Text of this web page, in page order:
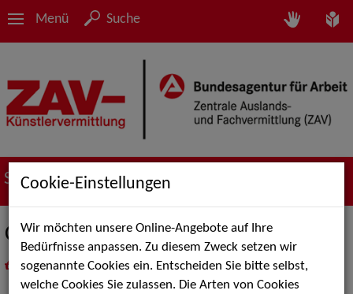
Menü Suche
Suche nach Künstler*innen
Christopher Breust
als PDF speichern
inMeine Merklistelegen
Cookie-Einstellungen
Wir möchten unsere Online-Angebote auf Ihre
Bedürfnisse anpassen. Zu diesem Zweck setzen wir
sogenannte Cookies ein. Entscheiden Sie bitte selbst,
welche Cookies Sie zulassen. Die Arten von Cookies